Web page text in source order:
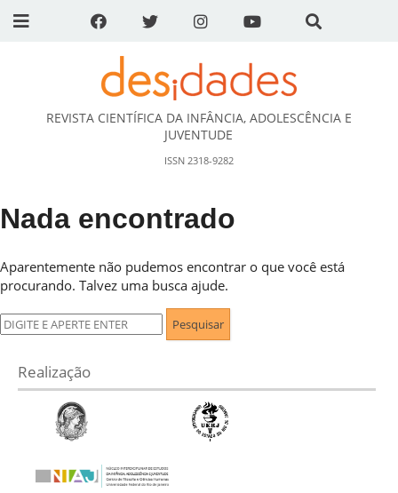
DESidades
REVISTA CIENTÍFICA DA INFÂNCIA, ADOLESCÊNCIA E
JUVENTUDE
ISSN 2318-9282
Nada encontrado
Aparentemente não pudemos encontrar o que você está
procurando. Talvez uma busca ajude.
Pesquisar
por:
Realização